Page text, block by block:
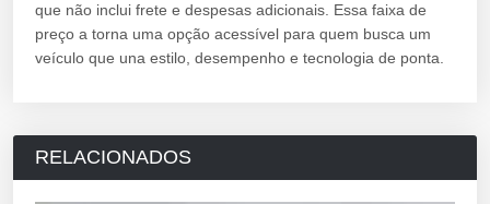
que não inclui frete e despesas adicionais. Essa faixa de
preço a torna uma opção acessível para quem busca um
veículo que una estilo, desempenho e tecnologia de ponta.
RELACIONADOS